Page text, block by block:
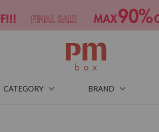
CATEGORY BRAND